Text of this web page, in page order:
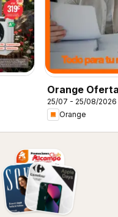
Orange
25/07 - 25/08/2026
Orange